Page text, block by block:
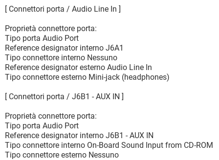
[ Connettori porta / Audio Line In ]
Proprietà connettore porta:
Tipo porta Audio Port
Reference designator interno J6A1
Tipo connettore interno Nessuno
Reference designator esterno Audio Line In
Tipo connettore esterno Mini-jack (headphones)
[ Connettori porta / J6B1 - AUX IN ]
Proprietà connettore porta:
Tipo porta Audio Port
Reference designator interno J6B1 - AUX IN
Tipo connettore interno On-Board Sound Input from CD-ROM
Tipo connettore esterno Nessuno